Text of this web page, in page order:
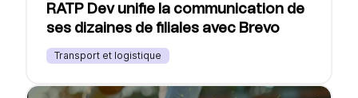
RATP Dev unifie la communication de
ses dizaines de filiales avec Brevo
Transport et logistique